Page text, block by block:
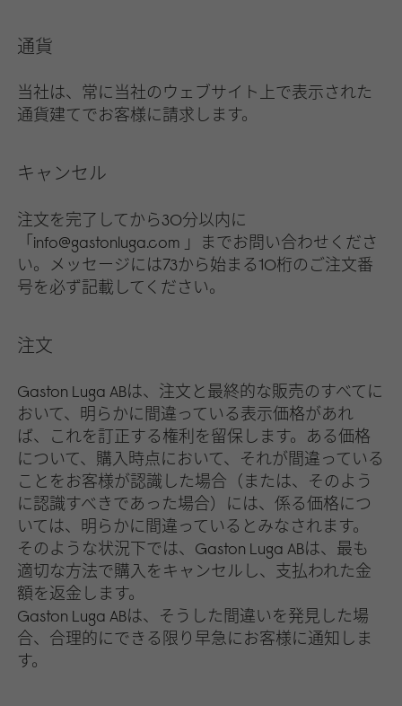
通貨
当社は、常に当社のウェブサイト上で表示された
通貨建てでお客様に請求します。
キャンセル
注文を完了してから30分以内に
「info@gastonluga.com 」までお問い合わせくださ
い。メッセージには73から始まる10桁のご注文番
号を必ず記載してください。
注文
Gaston Luga ABは、注文と最終的な販売のすべてに
おいて、明らかに間違っている表示価格があれ
ば、これを訂正する権利を留保します。ある価格
について、購入時点において、それが間違っている
ことをお客様が認識した場合（または、そのよう
に認識すべきであった場合）には、係る価格につ
いては、明らかに間違っているとみなされます。
そのような状況下では、Gaston Luga ABは、最も
適切な方法で購入をキャンセルし、支払われた金
額を返金します。
Gaston Luga ABは、そうした間違いを発見した場
合、合理的にできる限り早急にお客様に通知しま
す。